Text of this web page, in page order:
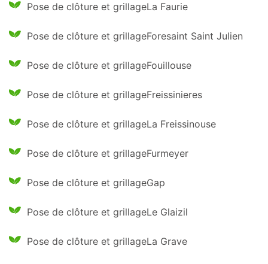
Pose de clôture et grillageLa Faurie
Pose de clôture et grillageForesaint Saint Julien
Pose de clôture et grillageFouillouse
Pose de clôture et grillageFreissinieres
Pose de clôture et grillageLa Freissinouse
Pose de clôture et grillageFurmeyer
Pose de clôture et grillageGap
Pose de clôture et grillageLe Glaizil
Pose de clôture et grillageLa Grave